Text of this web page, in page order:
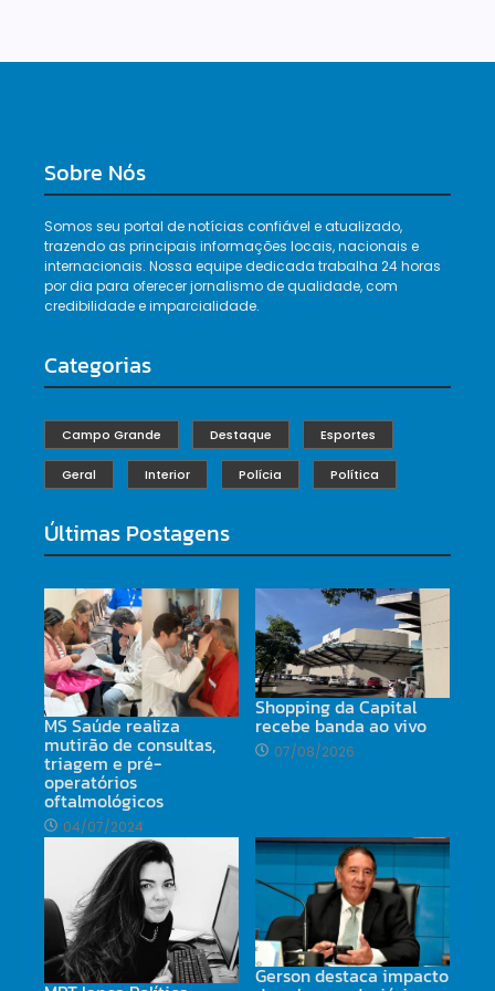
Sobre Nós
Somos seu portal de notícias confiável e atualizado,
trazendo as principais informações locais, nacionais e
internacionais. Nossa equipe dedicada trabalha 24 horas
por dia para oferecer jornalismo de qualidade, com
credibilidade e imparcialidade.
Categorias
Campo Grande Destaque Esportes
Geral Interior Polícia Política
Últimas Postagens
MS Saúde realiza
mutirão de consultas,
triagem e pré-
operatórios
oftalmológicos
04/07/2024
Shopping da Capital
recebe banda ao vivo
07/08/2026
Gerson destaca impacto